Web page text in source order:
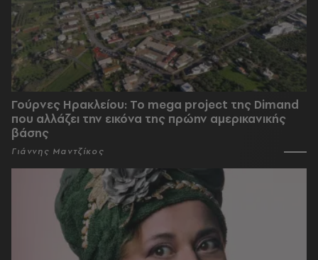
Γούρνες Ηρακλείου: To mega project της Dimand
που αλλάζει την εικόνα της πρώην αμερικανικής
βάσης
Γιάννης Μαντζίκος